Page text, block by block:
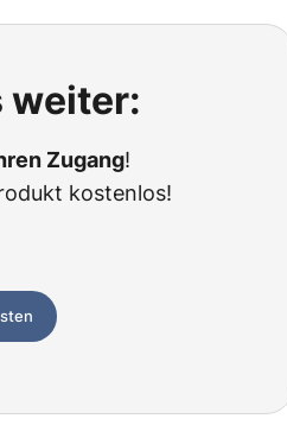
weiter:
Zugang!
kostenlos!